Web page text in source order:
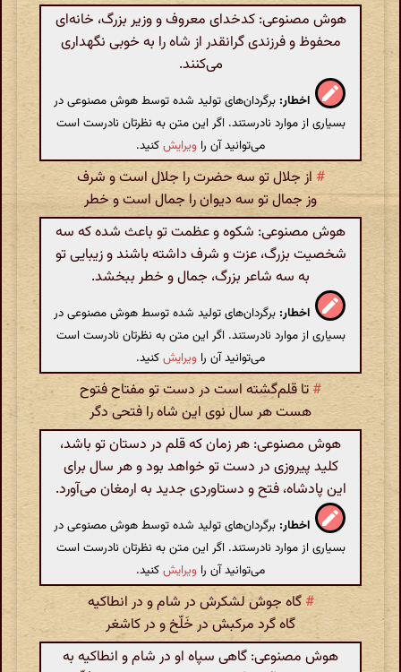
هوش مصنوعی: کدخدای معروف و وزیر بزرگ، خانه‌ای
محفوظ و فرزندی گرانقدر از شاه را به خوبی نگهداری
می‌کنند.
اخطار: برگردان‌های تولید شده توسط هوش مصنوعی در
بسیاری از موارد نادرستند. اگر این متن به نظرتان نادرست است
می‌توانید آن را ویرایشکنید.
# از جلال تو سه حضرت را جلال است و شرف
وز جمال تو سه دیوان را جمال است و خطر
هوش مصنوعی: شکوه و عظمت تو باعث شده که سه
شخصیت بزرگ، عزت و شرف داشته باشند و زیبایی تو
به سه شاعر بزرگ، جمال و خطر ببخشد.
اخطار: برگردان‌های تولید شده توسط هوش مصنوعی در
بسیاری از موارد نادرستند. اگر این متن به نظرتان نادرست است
می‌توانید آن را ویرایشکنید.
# تا قلم‌گشته است در دست تو مفتاح فتوح
هست هر سال نوی این شاه را فتحی دگر
هوش مصنوعی: هر زمان که قلم در دستان تو باشد،
کلید پیروزی در دست تو خواهد بود و هر سال برای
این پادشاه، فتح و دستاوردی جدید به ارمغان می‌آورد.
اخطار: برگردان‌های تولید شده توسط هوش مصنوعی در
بسیاری از موارد نادرستند. اگر این متن به نظرتان نادرست است
می‌توانید آن را ویرایشکنید.
# گاه جوش لشکرش در شام و در انطاکیه
گاه گرد مرکبش در خَلّخ و در کاشغر
هوش مصنوعی: گاهی سپاه او در شام و انطاکیه به